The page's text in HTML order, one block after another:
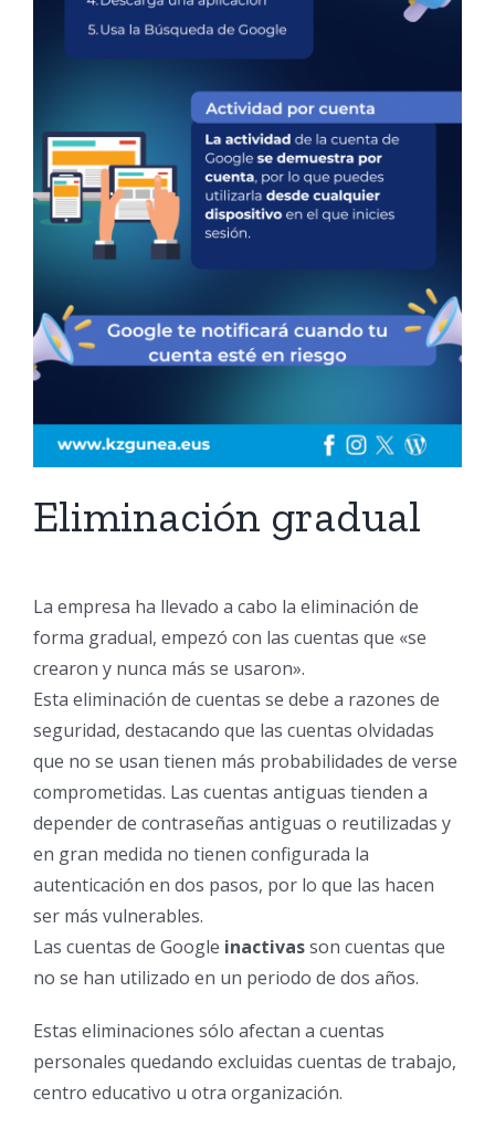
Eliminación gradual
La empresa ha llevado a cabo la eliminación de
forma gradual, empezó con las cuentas que «se
crearon y nunca más se usaron».
Esta eliminación de cuentas se debe a razones de
seguridad, destacando que las cuentas olvidadas
que no se usan tienen más probabilidades de verse
comprometidas. Las cuentas antiguas tienden a
depender de contraseñas antiguas o reutilizadas y
en gran medida no tienen configurada la
autenticación en dos pasos, por lo que las hacen
ser más vulnerables.
Las cuentas de Google inactivasson cuentas que
no se han utilizado en un periodo de dos años.
Estas eliminaciones sólo afectan a cuentas
personales quedando excluidas cuentas de trabajo,
centro educativo u otra organización.